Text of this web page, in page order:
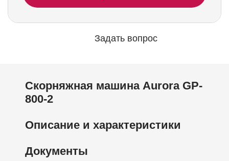
Задать вопрос
Скорняжная машина Aurora GP-
800-2
Описание и характеристики
Документы